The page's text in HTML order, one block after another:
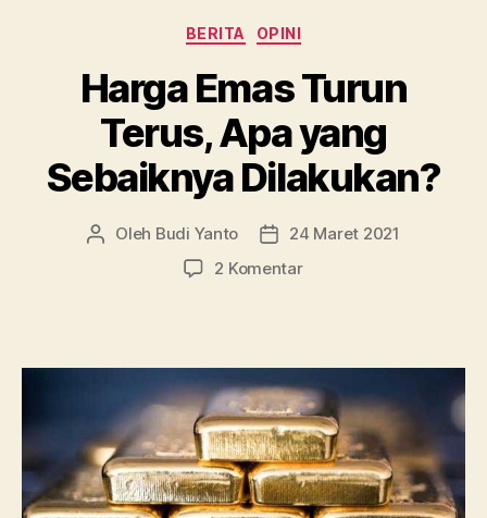
Kategori
BERITA OPINI
Harga Emas Turun
Terus, Apa yang
Sebaiknya Dilakukan?
Penulis
Oleh Budi Yanto
Tanggal
24 Maret 2021
2 Komentarpada
Apa
yang
Sebaiknya
Dilakukan?